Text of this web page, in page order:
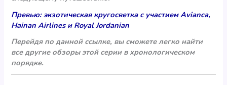
Превью: экзотическая кругосветка с участием Avianca,
Hainan Airlines и Royal Jordanian
Перейдя по данной ссылке, вы сможете легко найти
все другие обзоры этой серии в хронологическом
порядке.